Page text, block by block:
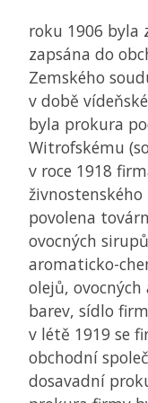
roku 1906 byla
zapsána do
Zemského
v době
byla prokura
Witrofskému
v roce 1918
povolena
ovocných
aromaticko-
olejů, ovocných
barev, sídlo
v létě 1919 se
obchodní
dosavadní